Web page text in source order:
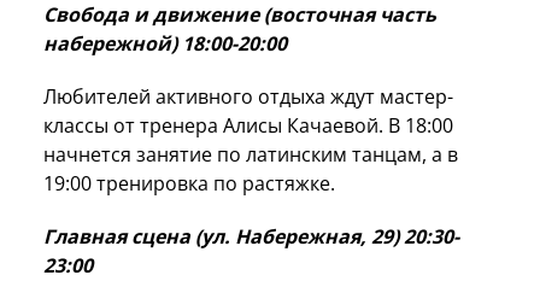
Свобода и движение (восточная часть
набережной) 18:00-20:00
Любителей активного отдыха ждут мастер-
классы от тренера Алисы Качаевой. В 18:00
начнется занятие по латинским танцам, а в
19:00 тренировка по растяжке.
Главная сцена (ул. Набережная, 29) 20:30-
23:00